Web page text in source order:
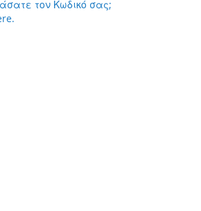
τον Κωδικό σας;